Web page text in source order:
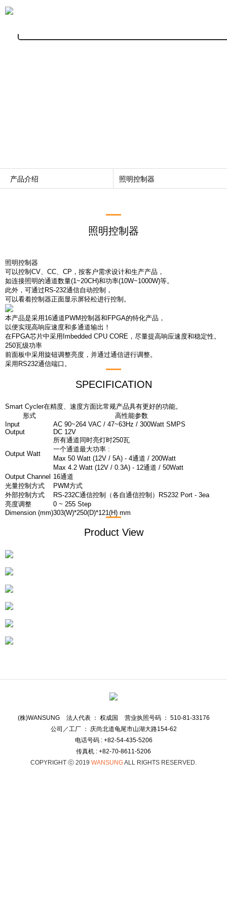
产品介绍 照明控制器
宣传中心
客服中心 DC/DC变换器
能源再生双向Aging
照明控制器
照明控制器
可以控制CV、CC、CP，按客户需求设计和生产产品，
如连接照明的通道数量(1~20CH)和功率(10W~1000W)等。
此外，可通过RS-232通信自动控制，
可以看着控制器正面显示屏轻松进行控制。
本产品是采用16通道PWM控制器和FPGA的特化产品，
以便实现高响应速度和多通道输出！
在FPGA芯片中采用Imbedded CPU CORE，尽量提高响应速度和稳定性。
250瓦级功率
前面板中采用旋钮调整亮度，并通过通信进行调整。
采用RS232通信端口。
SPECIFICATION
Smart Cycler在精度、速度方面比常规产品具有更好的功能。
形式
高性能参数
Input
AC 90~264 VAC / 47~63Hz / 300Watt SMPS
Output
DC 12V
Output Watt
所有通道同时亮灯时250瓦
一个通道最大功率 :
Max 50 Watt (12V / 5A) - 4通道 / 200Watt
Max 4.2 Watt (12V / 0.3A) - 12通道 / 50Watt
Output Channel 16通道
光量控制方式
PWM方式
外部控制方式
RS-232C通信控制（各自通信控制）RS232 Port - 3ea
亮度调整
0 ~ 255 Step
Dimension (mm)303(W)*250(D)*121(H) mm
Product View
(株)WANSUNG 法人代表 ： 权成国
营业执照号码 ： 510-81-33176
公司／工厂 ： 庆尚北道龟尾市山湖大路154-62
电话号码 : +82-54-435-5206
传真机 : +82-70-8611-5206
COPYRIGHT ⓒ 2019 WANSUNGALL RIGHTS RESERVED.